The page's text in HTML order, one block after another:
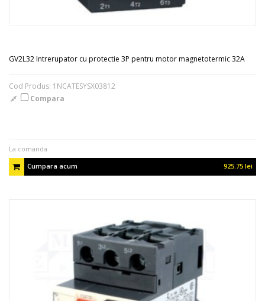
GV2L32 Intrerupator cu protectie 3P pentru motor magnetotermic 32A
Cod Produs: 1NCATESYSX03812
Compara
La comanda
Cumpara acum
925.75 lei